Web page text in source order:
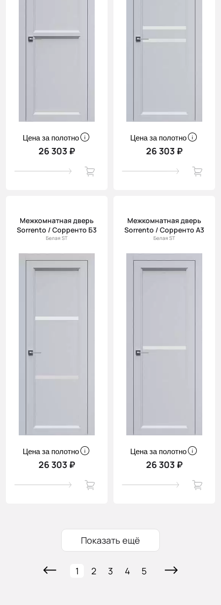
Цена за полотно
26 303 ₽
Цена за полотно
26 303 ₽
Межкомнатная дверь
Sorrento / Сорренто Б3
Белая ST
Цена за полотно
26 303 ₽
Межкомнатная дверь
Sorrento / Сорренто А3
Белая ST
Цена за полотно
26 303 ₽
Показать ещё
1 2 3 4 5